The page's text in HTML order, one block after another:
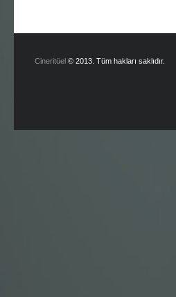
Cineritüel © 2013. Tüm hakları saklıdır.